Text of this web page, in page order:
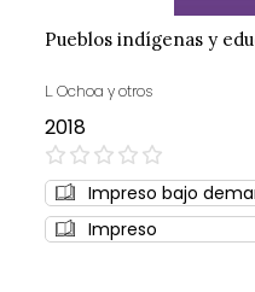
Pueblos indígenas y
L. Ochoa y otros
2018
0%
Impreso bajo
Impreso